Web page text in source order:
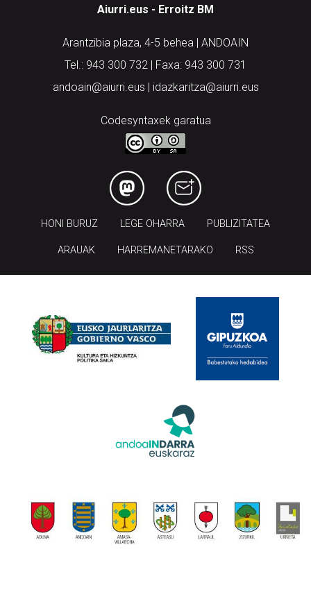
Aiurri.eus - Erroitz BM
Arantzibia plaza, 4-5 behea | ANDOAIN
Tel.: 943 300 732 | Faxa: 943 300 731
andoain@aiurri.eus | idazkaritza@aiurri.eus
Codesyntaxek garatua
HONI BURUZ LEGE OHARRA PUBLIZITATEA
ARAUAK HARREMANETARAKO RSS